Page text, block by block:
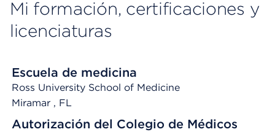
Mi formación, certificaciones y
licenciaturas
Escuela de medicina
Ross University School of Medicine
Miramar , FL
Autorización del Colegio de Médicos